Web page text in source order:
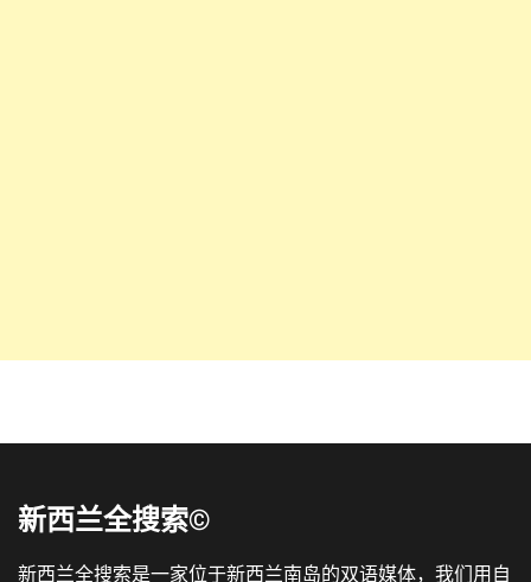
新西兰全搜索©
新西兰全搜索是一家位于新西兰南岛的双语媒体，我们用自